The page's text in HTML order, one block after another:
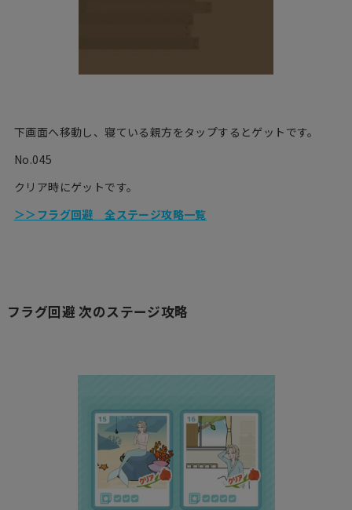
下画面へ移動し、寝ている親方をタップするとゲットです。
No.045
クリア時にゲットです。
＞＞フラグ回避 全ステージ攻略一覧
フラグ回避 次のステージ攻略